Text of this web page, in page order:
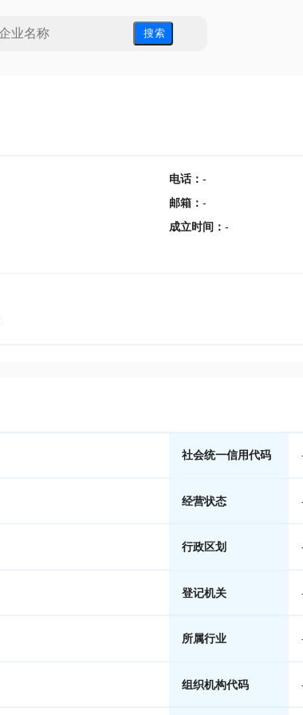
搜 索
电话： -
邮箱 ： -
成立时间 ： -
社会统一信用代码
经营状态
行政区划
登记机关
所属行业
组织机构代码